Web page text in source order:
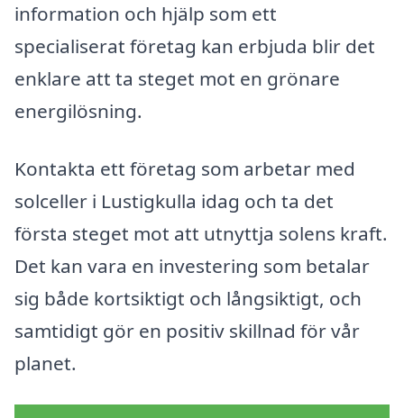
information och hjälp som ett
specialiserat företag kan erbjuda blir det
enklare att ta steget mot en grönare
energilösning.
Kontakta ett företag som arbetar med
solceller i Lustigkulla idag och ta det
första steget mot att utnyttja solens kraft.
Det kan vara en investering som betalar
sig både kortsiktigt och långsiktigt, och
samtidigt gör en positiv skillnad för vår
planet.